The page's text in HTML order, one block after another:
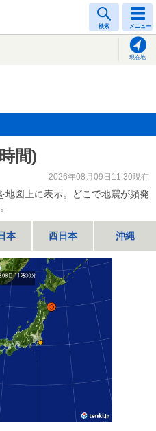
検索 メニュー
現在地
間)
2026年08月09日11:30現在
地図上に表示。どこで地震が頻発
本 西日本 沖縄